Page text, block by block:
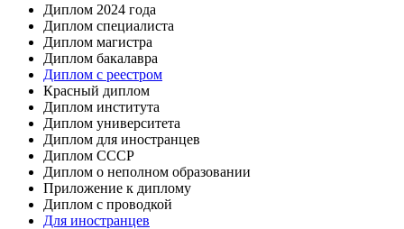
Диплом 2024 года
Диплом специалиста
Диплом магистра
Диплом бакалавра
Диплом с реестром
Красный диплом
Диплом института
Диплом университета
Диплом для иностранцев
Диплом СССР
Диплом о неполном образовании
Приложение к диплому
Диплом с проводкой
Для иностранцев